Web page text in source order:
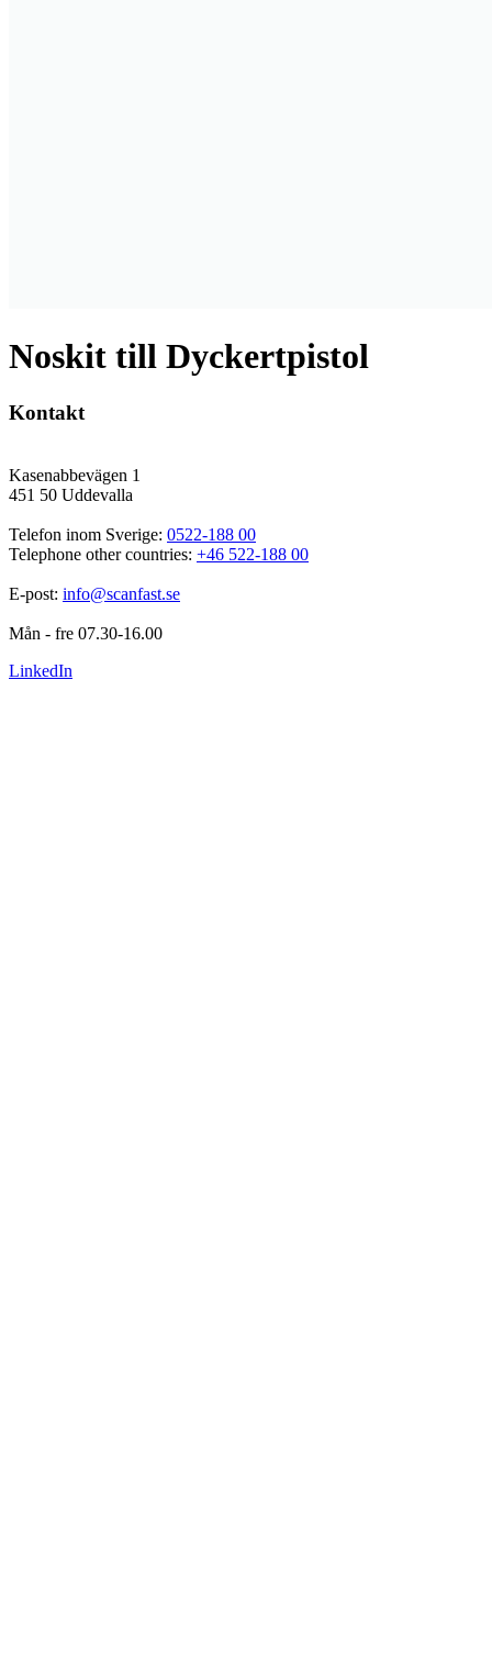
Noskit till Dyckertpistol
Kontakt
Kasenabbevägen 1
451 50 Uddevalla
Telefon inom Sverige: 0522-188 00
Telephone other countries: +46 522-188 00
E-post: info@scanfast.se
Mån - fre 07.30-16.00
LinkedIn